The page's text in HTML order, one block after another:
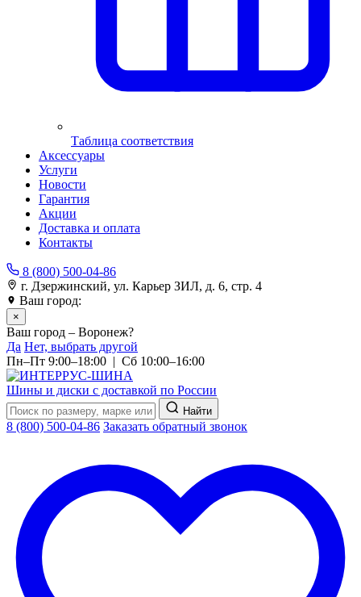
Таблица соответствия
Аксессуары
Услуги
Новости
Гарантия
Акции
Доставка и оплата
Контакты
8 (800) 500-04-86
г. Дзержинский, ул. Карьер ЗИЛ, д. 6, стр. 4
Ваш город:
×
Ваш город – Воронеж?
Да Нет, выбрать другой
Пн–Пт 9:00–18:00 | Сб 10:00–16:00
Шины и диски с доставкой по России
Найти
8 (800) 500-04-86 Заказать обратный звонок